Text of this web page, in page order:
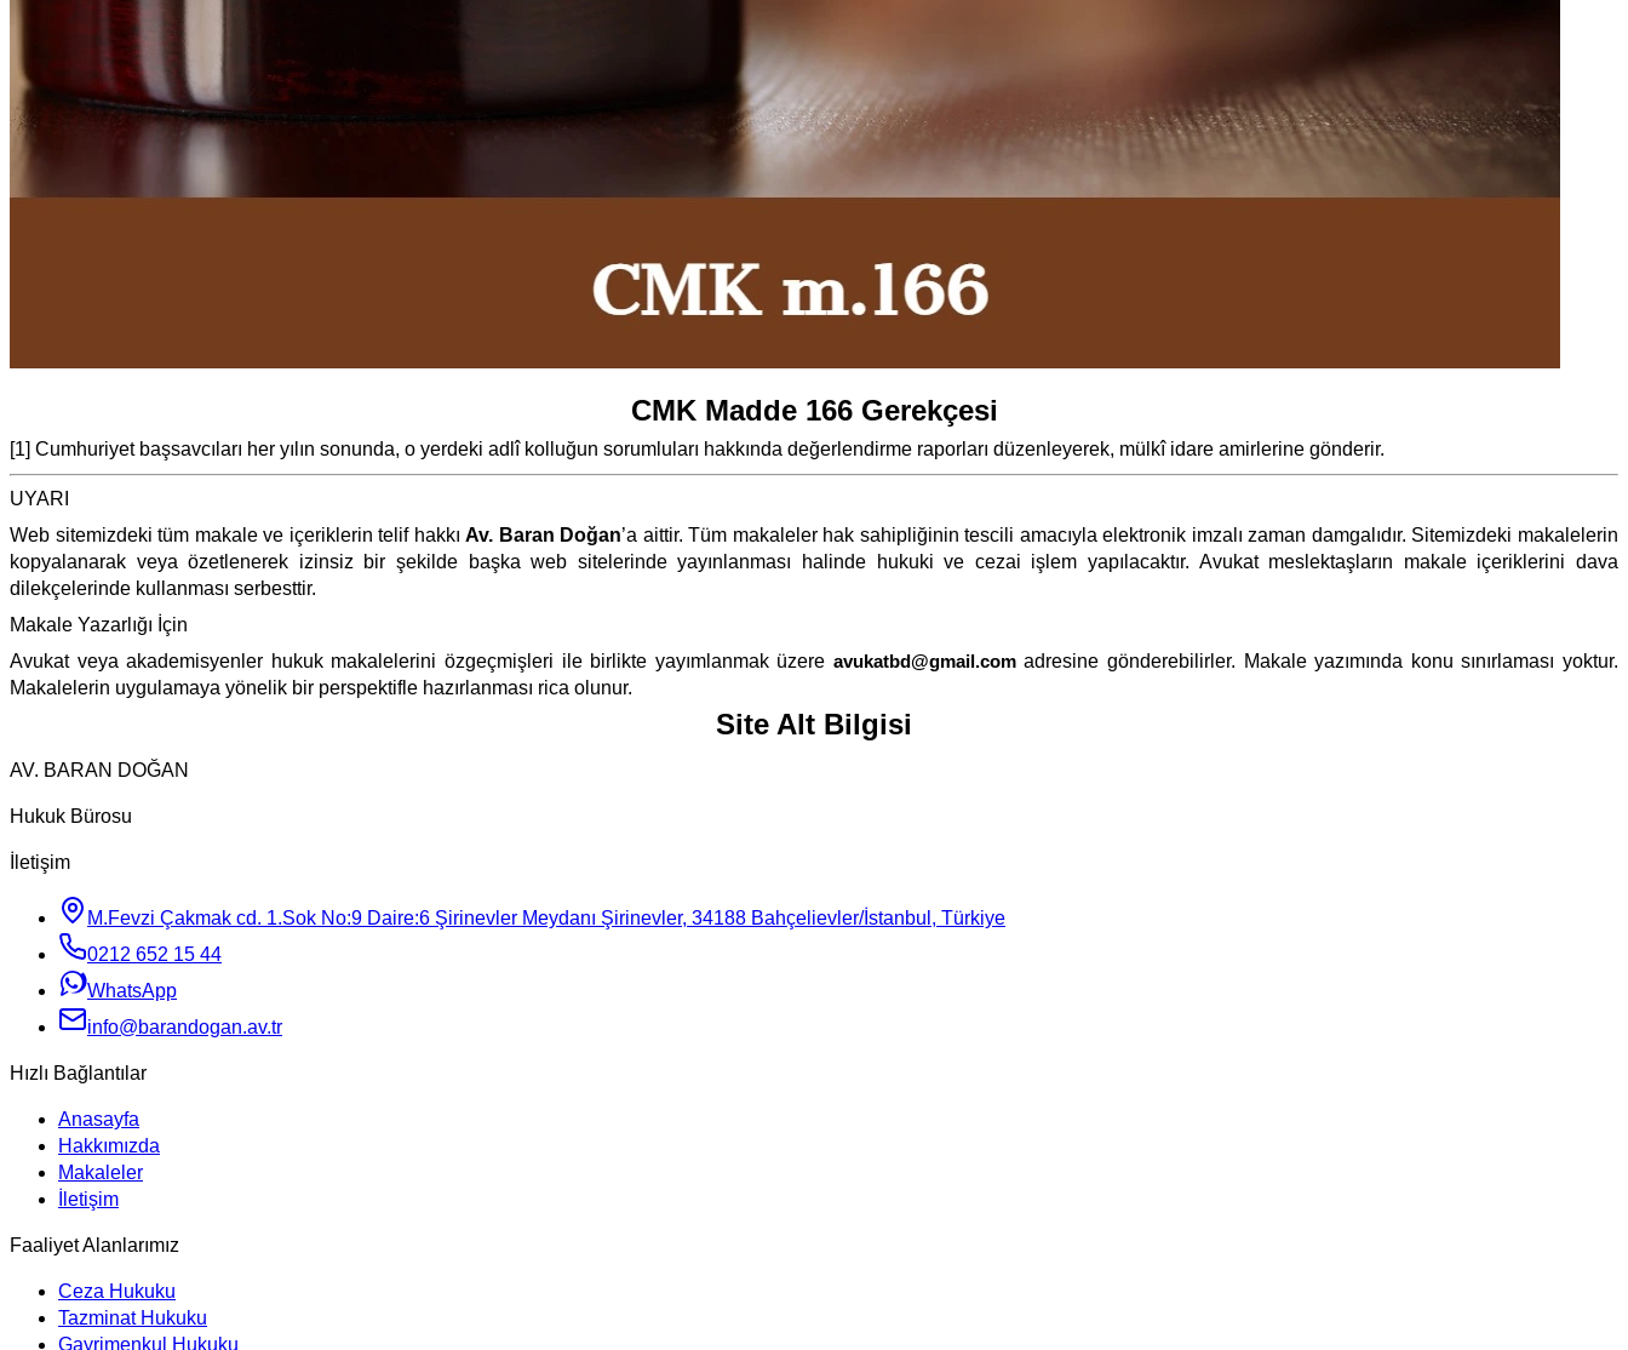
CMK Madde 166 Gerekçesi
[1] Cumhuriyet başsavcıları her yılın sonunda, o yerdeki adlî kolluğun sorumluları hakkında değerlendirme raporları düzenleyerek, mülkî idare amirlerine gönderir.
UYARI
Web sitemizdeki tüm makale ve içeriklerin telif hakkıAv. Baran Doğan’a aittir. Tüm makaleler hak sahipliğinin tescili amacıyla elektronik imzalı zaman damgalıdır. Sitemizdeki makalelerin
kopyalanarak veya özetlenerek izinsiz bir şekilde başka web sitelerinde yayınlanması halinde hukuki ve cezai işlem yapılacaktır. Avukat meslektaşların makale içeriklerini dava
dilekçelerinde kullanması serbesttir.
Makale Yazarlığı İçin
Avukat veya akademisyenler hukuk makalelerini özgeçmişleri ile birlikte yayımlanmak üzere avukatbd@gmail.comadresine gönderebilirler. Makale yazımında konu sınırlaması yoktur.
Makalelerin uygulamaya yönelik bir perspektifle hazırlanması rica olunur.
Site Alt Bilgisi
AV. BARAN DOĞAN
Hukuk Bürosu
İletişim
M.Fevzi Çakmak cd. 1.Sok No:9 Daire:6 Şirinevler Meydanı Şirinevler, 34188 Bahçelievler/İstanbul, Türkiye
0212 652 15 44
WhatsApp
info@barandogan.av.tr
Hızlı Bağlantılar
Anasayfa
Hakkımızda
Makaleler
İletişim
Faaliyet Alanlarımız
Ceza Hukuku
Tazminat Hukuku
Gayrimenkul Hukuku